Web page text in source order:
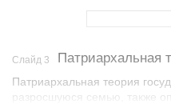
Слайд 3 Патриархальная
Патриархальная теория
разросшуюся семью, также